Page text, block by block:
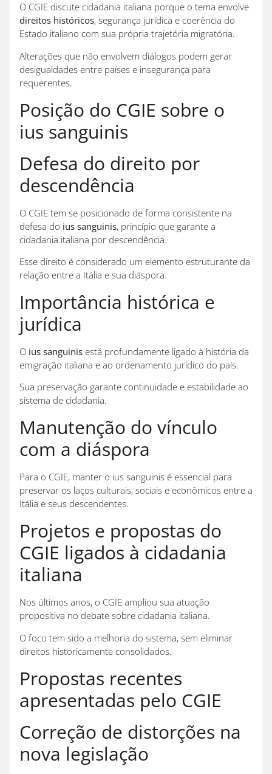
O CGIE discute cidadania italiana porque o tema envolve
direitos históricos, segurança jurídica e coerência do
Estado italiano com sua própria trajetória migratória.
Alterações que não envolvem diálogos podem gerar
desigualdades entre países e insegurança para
requerentes.
Posição do CGIE sobre o
ius sanguinis
Defesa do direito por
descendência
O CGIE tem se posicionado de forma consistente na
defesa do ius sanguinis, princípio que garante a
cidadania italiana por descendência.
Esse direito é considerado um elemento estruturante da
relação entre a Itália e sua diáspora.
Importância histórica e
jurídica
O ius sanguinis está profundamente ligado à história da
emigração italiana e ao ordenamento jurídico do país.
Sua preservação garante continuidade e estabilidade ao
sistema de cidadania.
Manutenção do vínculo
com a diáspora
Para o CGIE, manter o ius sanguinis é essencial para
preservar os laços culturais, sociais e econômicos entre a
Itália e seus descendentes.
Projetos e propostas do
CGIE ligados à cidadania
italiana
Nos últimos anos, o CGIE ampliou sua atuação
propositiva no debate sobre cidadania italiana.
O foco tem sido a melhoria do sistema, sem eliminar
direitos historicamente consolidados.
Propostas recentes
apresentadas pelo CGIE
Correção de distorções na
nova legislação